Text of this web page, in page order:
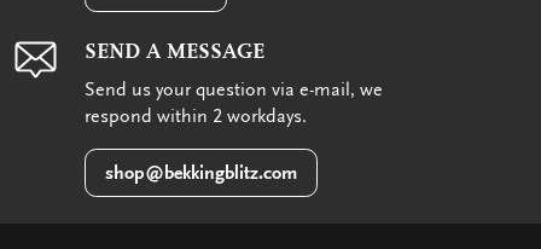
SEND A MESSAGE
Send us your question via e-mail, we
respond within 2 workdays.
shop@bekkingblitz.com